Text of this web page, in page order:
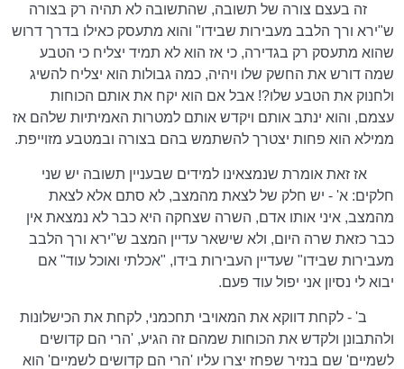
זה בעצם צורה של תשובה, שהתשובה לא תהיה רק בצורה
ש"ירא ורך הלבב מעבירות שבידו" והוא מתעסק כאילו בדרך דרוש
שהוא מתעסק רק בגדירה, כי אז הוא לא תמיד יצליח כי הטבע
שמה דורש את החשק שלו ויהיה, כמה גבולות הוא יצליח להשיג
ולחנוק את הטבע שלו?! אבל אם הוא יקח את אותם הכוחות
עצמם, והוא ינתב אותם ויקדש אותם למטרות האמיתיות שלהם אז
ממילא הוא פחות יצטרך להשתמש בהם בצורה ובמטבע מזוייפת.
אז זאת אומרת שנמצאינו למידים שבעניין תשובה יש שני
חלקים: א' - יש חלק של לצאת מהמצב, לא סתם אלא לצאת
מהמצב, איני אותו אדם, השרה שצחקה היא כבר לא נמצאת אין
כבר כזאת שרה היום, ולא שישאר עדיין המצב ש"ירא ורך הלבב
מעבירות שבידו" שעדיין העבירות בידו, "אכלתי ואוכל עוד" אם
יבוא לי נסיון אני יפול עוד פעם.
ב' - לקחת דווקא את המאויבי תחכמני, לקחת את הכישלונות
ולהתבונן ולקדש את הכוחות שמהם זה הגיע, 'הרי הם קדושים
לשמיים' שם בנזיר שפחז יצרו עליו 'הרי הם קדושים לשמיים' הוא